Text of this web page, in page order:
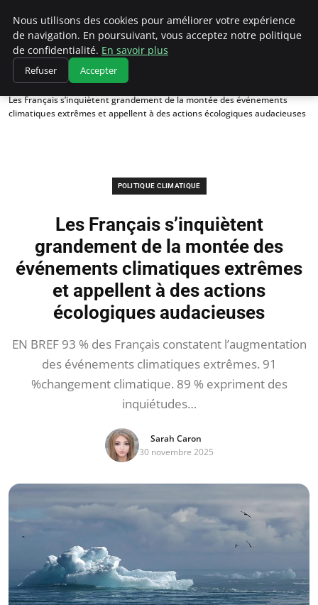
Climatedebtagents
Accueil
Politique climatique
Les Français s’inquiètent grandement de la montée des événements
climatiques extrêmes et appellent à des actions écologiques audacieuses
POLITIQUE CLIMATIQUE
Les Français s’inquiètent
grandement de la montée des
événements climatiques extrêmes
et appellent à des actions
écologiques audacieuses
EN BREF 93 % des Français constatent l’augmentation
des événements climatiques extrêmes. 91
%changement climatique. 89 % expriment des
inquiétudes…
Sarah Caron
30 novembre 2025
Nous utilisons des cookies pour améliorer votre expérience
de navigation. En poursuivant, vous acceptez notre politique
de confidentialité. En savoir plus
Refuser Accepter